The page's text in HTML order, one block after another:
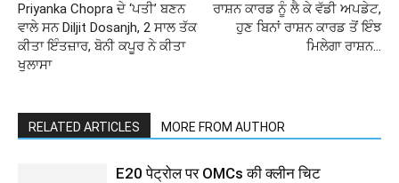
Priyanka Chopra ਦੇ ‘ਪਤੀ’ ਬਣਨ
ਵਾਲੇ ਸਨ Diljit Dosanjh, 2 ਸਾਲ ਤੱਕ
ਕੀਤਾ ਇੰਤਜ਼ਾਰ, ਬੋਨੀ ਕਪੂਰ ਨੇ ਕੀਤਾ
ਖੁਲਾਸਾ
ਰਾਸ਼ਨ ਕਾਰਡ ਨੂੰ ਲੈ ਕੇ ਵੱਡੀ ਅਪਡੇਟ,
ਹੁਣ ਬਿਨਾਂ ਰਾਸ਼ਨ ਕਾਰਡ ਤੋਂ ਇੰਝ
ਮਿਲੇਗਾ ਰਾਸ਼ਨ…
RELATED ARTICLES MORE FROM AUTHOR
E20 पेट्रोल पर OMCs की क्लीन चिट